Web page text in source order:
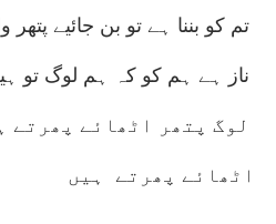
تم کو بننا ہے تو بن جائیے پتھر
ناز ہے ہم کو کہ ہم لوگ تو
لوگ پتھر اٹھائے پھرتے
اٹھائے پھرتے ہیں